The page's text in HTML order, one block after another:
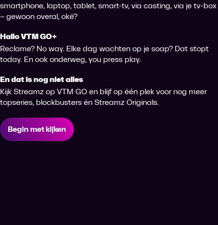
smartphone, laptop, tablet, smart-tv, via casting, via je tv-box
– gewoon overal, oké?
Hallo VTM GO+
Reclame? No way. Elke dag wachten op je soap? Dat stopt
today. En ook onderweg, you press play.
En dat is nog niet alles
Kijk Streamz op VTM GO en blijf op één plek voor nog meer
topseries, blockbusters én Streamz Originals.
Begin met kijken